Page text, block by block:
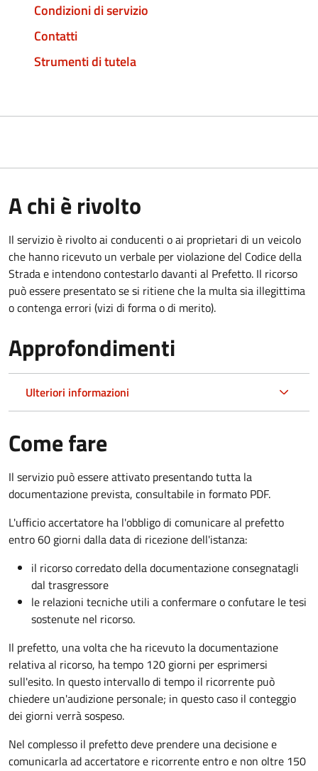
Condizioni di servizio
Contatti
Strumenti di tutela
A chi è rivolto
Il servizio è rivolto ai conducenti o ai proprietari di un veicolo
che hanno ricevuto un verbale per violazione del Codice della
Strada e intendono contestarlo davanti al Prefetto. Il ricorso
può essere presentato se si ritiene che la multa sia illegittima
o contenga errori (vizi di forma o di merito).
Approfondimenti
Ulteriori informazioni
Come fare
Il servizio può essere attivato presentando tutta la
documentazione prevista, consultabile in formato PDF.
L'ufficio accertatore ha l'obbligo di comunicare al prefetto
entro 60 giorni dalla data di ricezione dell'istanza:
il ricorso corredato della documentazione consegnatagli
dal trasgressore
le relazioni tecniche utili a confermare o confutare le tesi
sostenute nel ricorso.
Il prefetto, una volta che ha ricevuto la documentazione
relativa al ricorso, ha tempo 120 giorni per esprimersi
sull'esito. In questo intervallo di tempo il ricorrente può
chiedere un'audizione personale; in questo caso il conteggio
dei giorni verrà sospeso.
Nel complesso il prefetto deve prendere una decisione e
comunicarla ad accertatore e ricorrente entro e non oltre 150